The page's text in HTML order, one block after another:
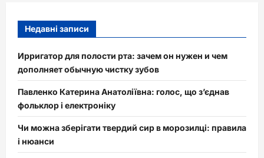
Недавні записи
Ирригатор для полости рта: зачем он нужен и чем
дополняет обычную чистку зубов
Павленко Катерина Анатоліївна: голос, що з’єднав
фольклор і електроніку
Чи можна зберігати твердий сир в морозилці: правила
і нюанси